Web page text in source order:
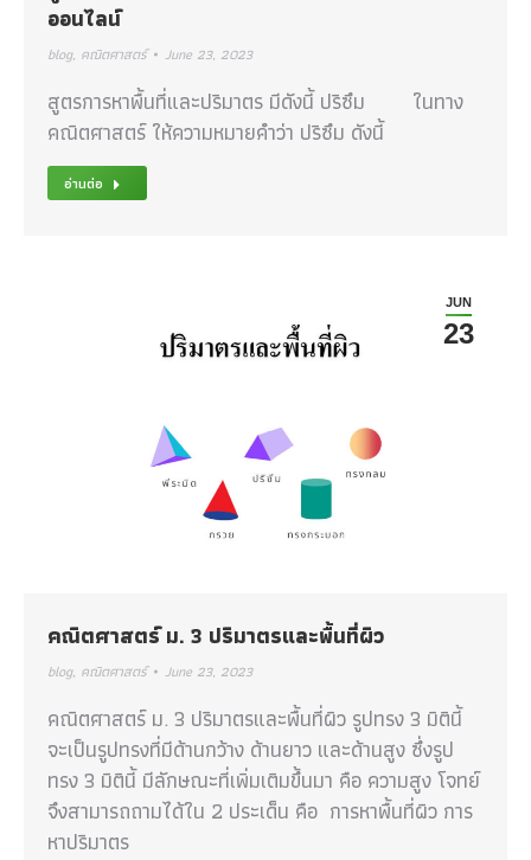
ออนไลน์
blog, คณิตศาสตร์ June 23, 2023
สูตรการหาพื้นที่และปริมาตร มีดังนี้ ปริซึม ในทาง
คณิตศาสตร์ ให้ความหมายคำว่า ปริซึม ดังนี้
อ่านต่อ
JUN
23
คณิตศาสตร์ ม. 3 ปริมาตรและพื้นที่ผิว
blog, คณิตศาสตร์ June 23, 2023
คณิตศาสตร์ ม. 3 ปริมาตรและพื้นที่ผิว รูปทรง 3 มิตินี้
จะเป็นรูปทรงที่มีด้านกว้าง ด้านยาว และด้านสูง ซึ่งรูป
ทรง 3 มิตินี้ มีลักษณะที่เพิ่มเติมขึ้นมา คือ ความสูง โจทย์
จึงสามารถถามได้ใน 2 ประเด็น คือ การหาพื้นที่ผิว การ
หาปริมาตร